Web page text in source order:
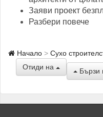
Заяви проект
Разбери повече
Начало Сухо
Отиди на
Бързи